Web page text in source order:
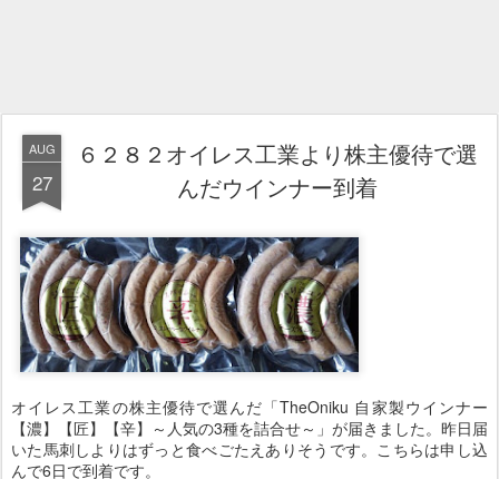
AUG
27
６２８２オイレス工業より株主優待で選
んだウインナー到着
オイレス工業の株主優待で選んだ「TheOniku 自家製ウインナー
【濃】【匠】【辛】～人気の3種を詰合せ～」が届きました。昨日届
いた馬刺しよりはずっと食べごたえありそうです。こちらは申し込
んで6日で到着です。